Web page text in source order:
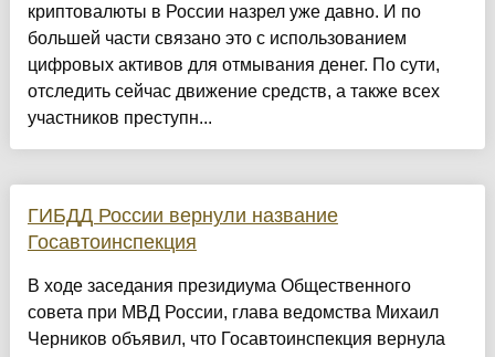
криптовалюты в России назрел уже давно. И по
большей части связано это с использованием
цифровых активов для отмывания денег. По сути,
отследить сейчас движение средств, а также всех
участников преступн...
ГИБДД России вернули название
Госавтоинспекция
В ходе заседания президиума Общественного
совета при МВД России, глава ведомства Михаил
Черников объявил, что Госавтоинспекция вернула